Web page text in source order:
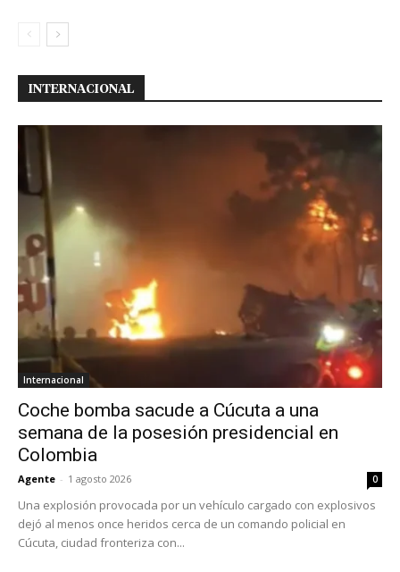
INTERNACIONAL
Internacional
Coche bomba sacude a Cúcuta a una
semana de la posesión presidencial en
Colombia
Agente - 1 agosto 2026 0
Una explosión provocada por un vehículo cargado con explosivos
dejó al menos once heridos cerca de un comando policial en
Cúcuta, ciudad fronteriza con...